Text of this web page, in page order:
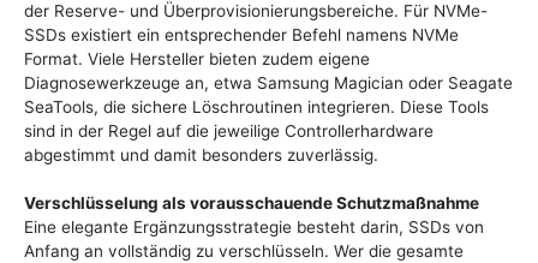
der Reserve- und Überprovisionierungsbereiche. Für NVMe-
SSDs existiert ein entsprechender Befehl namens NVMe
Format. Viele Hersteller bieten zudem eigene
Diagnosewerkzeuge an, etwa Samsung Magician oder Seagate
SeaTools, die sichere Löschroutinen integrieren. Diese Tools
sind in der Regel auf die jeweilige Controllerhardware
abgestimmt und damit besonders zuverlässig.
Verschlüsselung als vorausschauende Schutzmaßnahme
Eine elegante Ergänzungsstrategie besteht darin, SSDs von
Anfang an vollständig zu verschlüsseln. Wer die gesamte